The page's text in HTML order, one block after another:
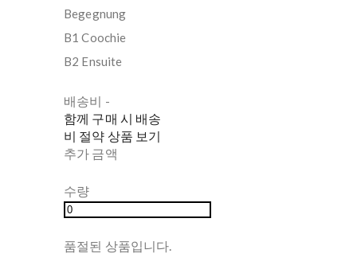
Begegnung
B1 Coochie
B2 Ensuite
배송비 -
함께 구매 시 배송
비 절약 상품 보기
추가 금액
수량
품절된 상품입니다.